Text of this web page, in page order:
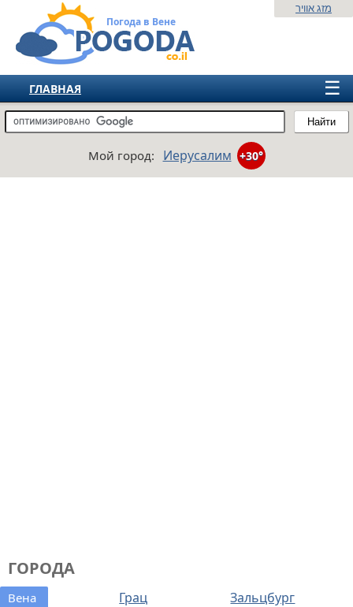
Погода в Вене
Найти
מזג אוויר
☰
ГЛАВНАЯ
ИЗРАИЛЬ
ЕВРОПА
Мой город: Иерусалим +30°
ГОРОДА
Вена Грац
Зальцбург